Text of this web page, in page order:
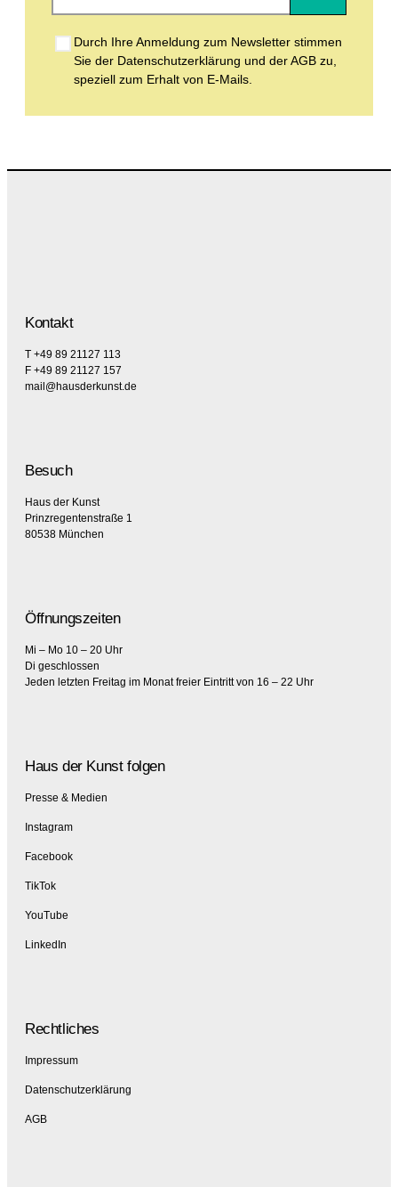
Durch Ihre Anmeldung zum Newsletter stimmen
Sie der Datenschutzerklärung und der AGB zu,
speziell zum Erhalt von E-Mails.
Kontakt
T +49 89 21127 113
F +49 89 21127 157
mail@hausderkunst.de
Besuch
Haus der Kunst
Prinzregentenstraße 1
80538 München
Öffnungszeiten
Mi – Mo 10 – 20 Uhr
Di geschlossen
Jeden letzten Freitag im Monat freier Eintritt von 16 – 22 Uhr
Haus der Kunst folgen
Presse & Medien
Instagram
Facebook
TikTok
YouTube
LinkedIn
Rechtliches
Impressum
Datenschutzerklärung
AGB